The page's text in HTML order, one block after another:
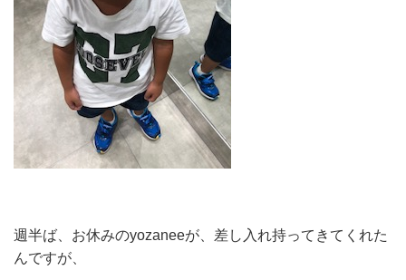
週半ば、お休みのyozaneeが、差し入れ持ってきてくれた
んですが、